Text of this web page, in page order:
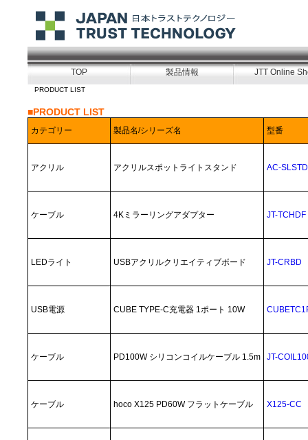
TOP 製品情報 JTT Online
PRODUCT LIST
■PRODUCT LIST
カテゴリー 製品名/シリーズ名 型番
アクリル アクリルスポットライトスタンド AC-SLSTD
ケーブル 4Kミラーリングアダプター JT-TCHDF
LEDライト USBアクリルクリエイティブボード JT-CRBD
USB電源 CUBE TYPE-C充電器 1ポート 10W
ケーブル PD100W シリコンコイルケーブル 1.5m JT-
ケーブル hoco X125 PD60W フラットケーブル X125-CC